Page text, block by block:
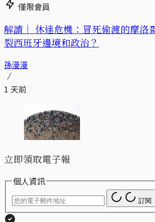
僅限會員
解讀｜ 休達危機：冒死偷渡的摩洛
裂西班牙邊境和政治？
孫漫漫
1 天前
立即領取電子報
個人資訊
訂閱